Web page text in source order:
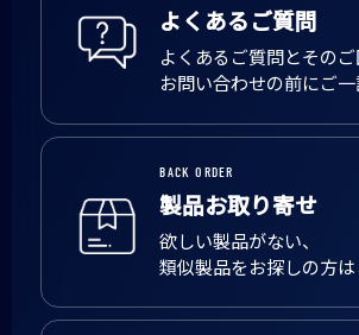
よくあるご質問
よくあるご質問とそのご
お問い合わせの前にご一
BACK ORDER
製品お取り寄せ
欲しい製品がない、
類似製品をお探しの方